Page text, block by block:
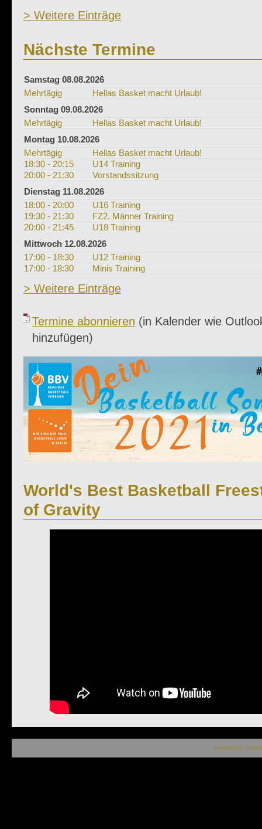
> Weitere Einträge
Nächste Termine
Samstag 08.08.2026
Mehrtägig
Hellas Basket macht Urlaub!
Sonntag 09.08.2026
Mehrtägig
Hellas Basket macht Urlaub!
Montag 10.08.2026
Mehrtägig
Hellas Basket macht Urlaub!
18:30 - 20:15
U14 Training
20:00 - 21:30
Vorstandssitzung
Dienstag 11.08.2026
18:00 - 20:00
U16 Training
19:30 - 21:30
FZ2. Männer Training
20:00 - 21:45
U18 Training
Mittwoch 12.08.2026
17:00 - 18:30
U12 Training
17:00 - 18:30
Minis Training
> Weitere Einträge
Termine abonnieren (in Kalender wie
hinzufügen)
World's Best Basketball
of Gravity
Powered by